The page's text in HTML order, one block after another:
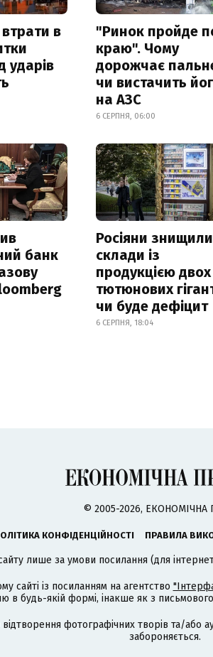
в
ударів
"Ринок пройде
краю". Чому
дорожчає
чи вистачить
на АЗС
6 СЕРПНЯ, 06:00
банк
Росіяни знищили
склади із
продукцією двох
тютюнових
чи буде дефіцит
6 СЕРПНЯ, 18:04
© 2005-2026, ЕКОНОМІЧНА
КОНФІДЕНЦІЙНОСТІ ПРАВИЛА
лише за умови посилання (для
сайті із посиланням на агентство
в будь-якій формі, інакше як з
фотографічних творів та/або
забороняється.